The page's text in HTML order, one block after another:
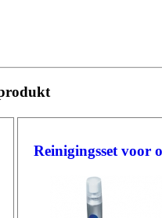
Reinigingsset voor